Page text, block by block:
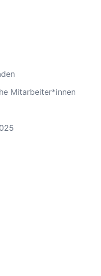
Mitarbeiter*innen